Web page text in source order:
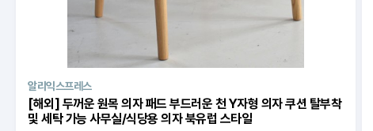
알리익스프레스
[해외] 두꺼운 원목 의자 패드 부드러운 천 Y자형 의자 쿠션 탈부착
및 세탁 가능 사무실/식당용 의자 북유럽 스타일